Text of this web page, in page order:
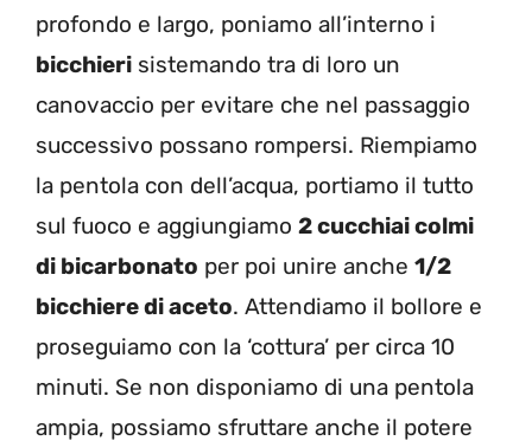
profondo e largo, poniamo all’interno i
bicchieri sistemando tra di loro un
canovaccio per evitare che nel passaggio
successivo possano rompersi. Riempiamo
la pentola con dell’acqua, portiamo il tutto
sul fuoco e aggiungiamo 2 cucchiai colmi
di bicarbonato per poi unire anche 1/2
bicchiere di aceto. Attendiamo il bollore e
proseguiamo con la ‘cottura’ per circa 10
minuti. Se non disponiamo di una pentola
ampia, possiamo sfruttare anche il potere